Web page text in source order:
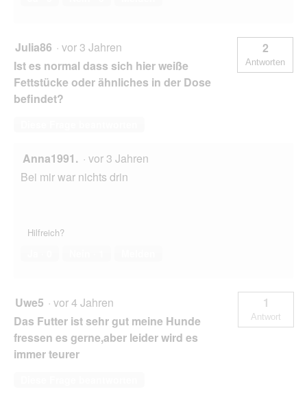
Julia86 · vor 3 Jahren
Ist es normal dass sich hier weiße
Fettstücke oder ähnliches in der Dose
befindet?
2
Antworten
Anna1991. · vor 3 Jahren
Bei mir war nichts drin
Hilfreich?
Uwe5 · vor 4 Jahren
Das Futter ist sehr gut meine Hunde
fressen es gerne,aber leider wird es
immer teurer
1
Antwort